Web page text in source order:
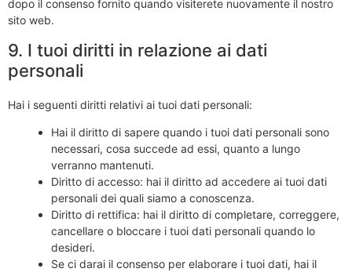
dopo il consenso fornito quando visiterete nuovamente il nostro
sito web.
9. I tuoi diritti in relazione ai dati
personali
Hai i seguenti diritti relativi ai tuoi dati personali:
Hai il diritto di sapere quando i tuoi dati personali sono
necessari, cosa succede ad essi, quanto a lungo
verranno mantenuti.
Diritto di accesso: hai il diritto ad accedere ai tuoi dati
personali dei quali siamo a conoscenza.
Diritto di rettifica: hai il diritto di completare, correggere,
cancellare o bloccare i tuoi dati personali quando lo
desideri.
Se ci darai il consenso per elaborare i tuoi dati, hai il